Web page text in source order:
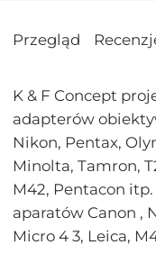
Przegląd
K & F Concept
adapterów
Nikon, Pentax,
Minolta, Tamron,
M42, Pentacon
aparatów Canon ,
Micro 4 3, Leica,